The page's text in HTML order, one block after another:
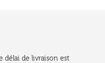
délai de livraison est